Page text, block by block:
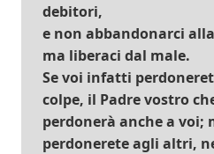
debitori,
e non abbandonarci
ma liberaci dal male.
Se voi infatti
colpe, il Padre vostro
perdonerà anche a voi;
perdonerete agli altri,